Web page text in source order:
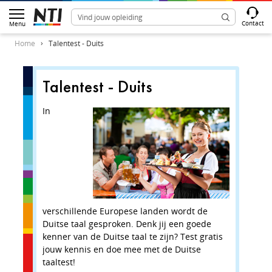
Menu Contact
Home Talentest - Duits
Talentest - Duits
In
verschillende Europese landen wordt de
Duitse taal gesproken. Denk jij een goede
kenner van de Duitse taal te zijn? Test gratis
jouw kennis en doe mee met de Duitse
taaltest!